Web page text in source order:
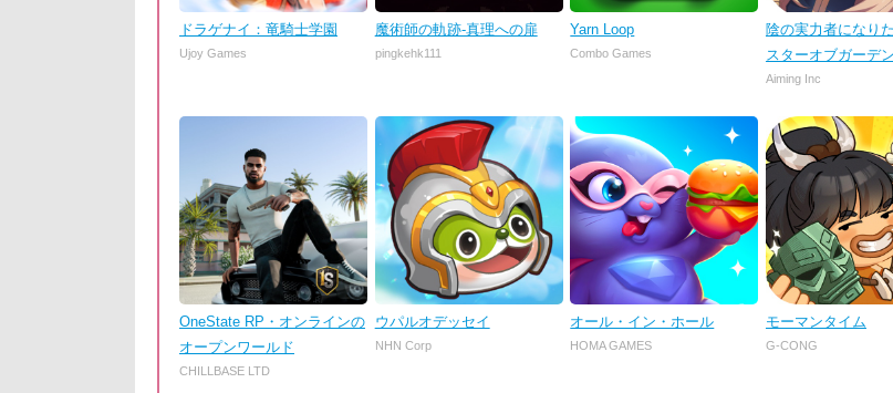
ドラゲナイ：竜騎士学園
Ujoy Games
魔術師の軌跡-真理への扉
pingkehk111
Yarn Loop
Combo Games
陰の実力者になり
スターオブガーデン
Aiming Inc
OneState RP・オンラインの
オープンワールド
CHILLBASE LTD
ウパルオデッセイ
NHN Corp
オール・イン・ホール
HOMA GAMES
モーマンタイム
G-CONG